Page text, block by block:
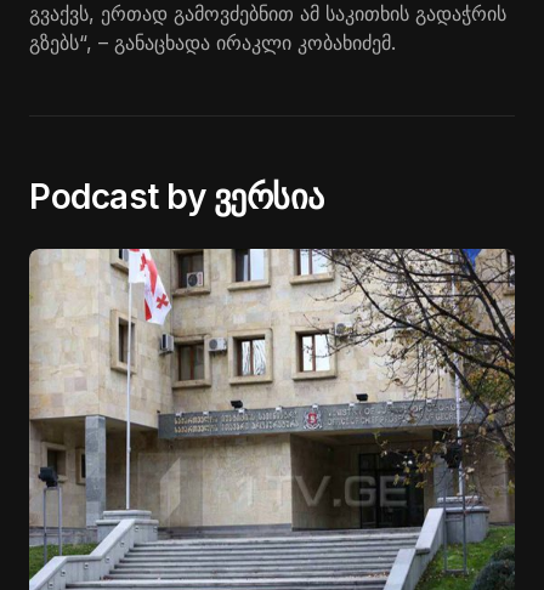
გვაქვს, ერთად გამოვძებნით ამ საკითხის გადაჭრის
გზებს“, – განაცხადა ირაკლი კობახიძემ.
Podcast by ვერსია